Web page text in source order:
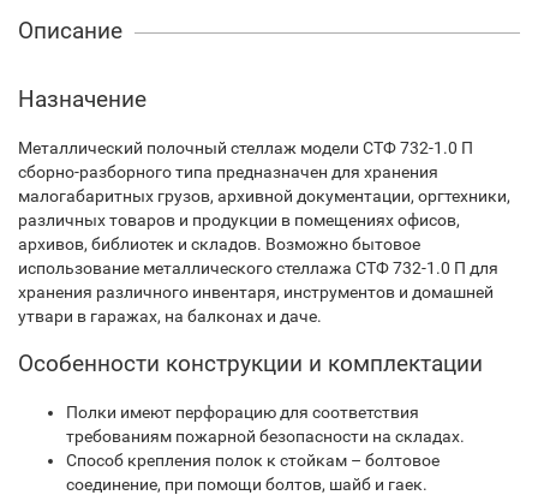
Описание
Назначение
Металлический полочный стеллаж модели СТФ 732-1.0 П
сборно-разборного типа предназначен для хранения
малогабаритных грузов, архивной документации, оргтехники,
различных товаров и продукции в помещениях офисов,
архивов, библиотек и складов. Возможно бытовое
использование металлического стеллажа СТФ 732-1.0 П для
хранения различного инвентаря, инструментов и домашней
утвари в гаражах, на балконах и даче.
Особенности конструкции и комплектации
Полки имеют перфорацию для соответствия
требованиям пожарной безопасности на складах.
Способ крепления полок к стойкам – болтовое
соединение, при помощи болтов, шайб и гаек.